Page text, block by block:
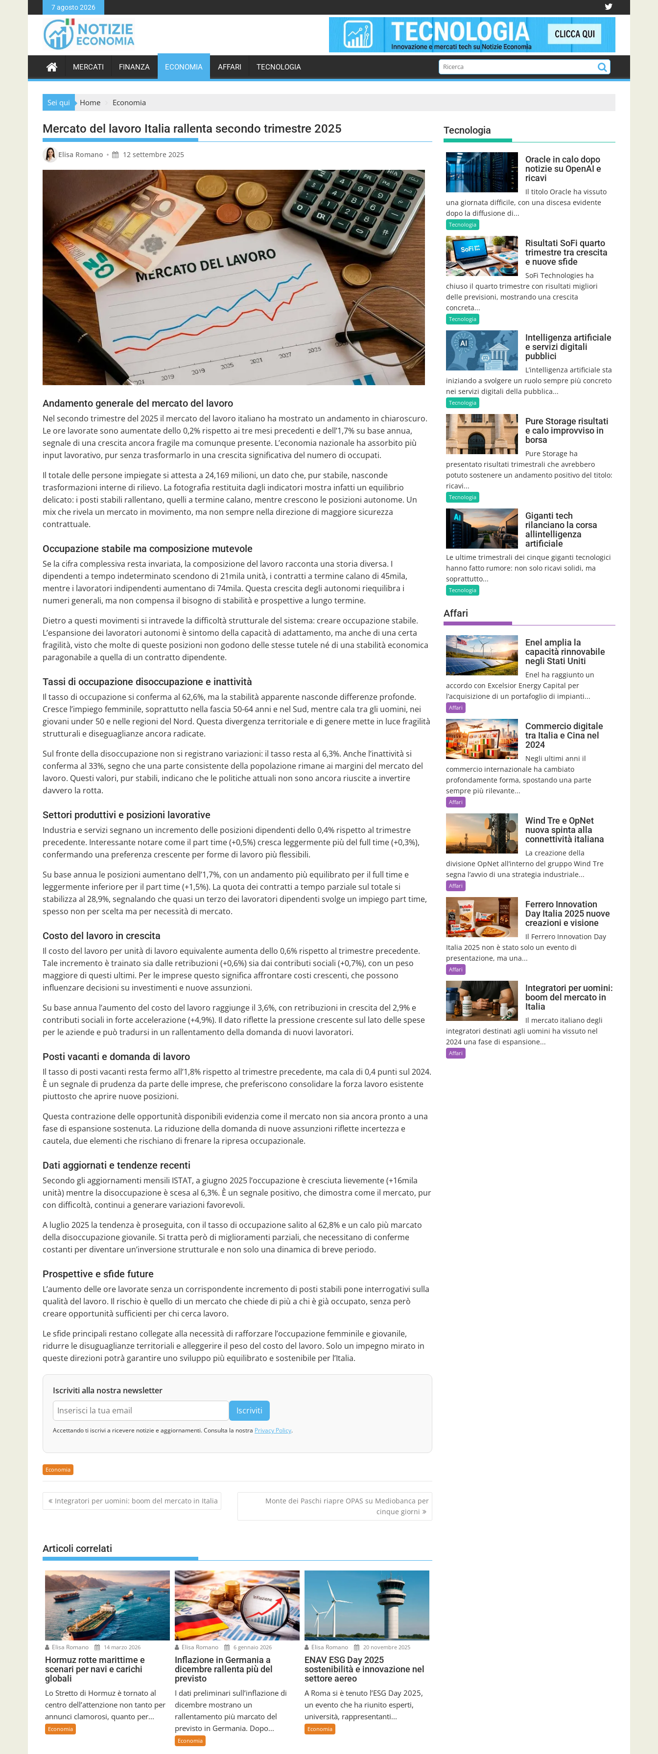
k
t
c
7 agosto 2026
MERCATI FINANZA ECONOMIA AFFARI TECNOLOGIA
Sei qui Home Economia
Mercato del lavoro Italia rallenta secondo trimestre 2025
Elisa Romano • 12 settembre 2025
Andamento generale del mercato del lavoro
Nel secondo trimestre del 2025 il mercato del lavoro italiano ha mostrato un andamento in chiaroscuro.
Le ore lavorate sono aumentate dello 0,2% rispetto ai tre mesi precedenti e dell’1,7% su base annua,
segnale di una crescita ancora fragile ma comunque presente. L’economia nazionale ha assorbito più
input lavorativo, pur senza trasformarlo in una crescita significativa del numero di occupati.
Il totale delle persone impiegate si attesta a 24,169 milioni, un dato che, pur stabile, nasconde
trasformazioni interne di rilievo. La fotografia restituita dagli indicatori mostra infatti un equilibrio
delicato: i posti stabili rallentano, quelli a termine calano, mentre crescono le posizioni autonome. Un
mix che rivela un mercato in movimento, ma non sempre nella direzione di maggiore sicurezza
contrattuale.
Occupazione stabile ma composizione mutevole
Se la cifra complessiva resta invariata, la composizione del lavoro racconta una storia diversa. I
dipendenti a tempo indeterminato scendono di 21mila unità, i contratti a termine calano di 45mila,
mentre i lavoratori indipendenti aumentano di 74mila. Questa crescita degli autonomi riequilibra i
numeri generali, ma non compensa il bisogno di stabilità e prospettive a lungo termine.
Dietro a questi movimenti si intravede la difficoltà strutturale del sistema: creare occupazione stabile.
L’espansione dei lavoratori autonomi è sintomo della capacità di adattamento, ma anche di una certa
fragilità, visto che molte di queste posizioni non godono delle stesse tutele né di una stabilità economica
paragonabile a quella di un contratto dipendente.
Tassi di occupazione disoccupazione e inattività
Il tasso di occupazione si conferma al 62,6%, ma la stabilità apparente nasconde differenze profonde.
Cresce l’impiego femminile, soprattutto nella fascia 50-64 anni e nel Sud, mentre cala tra gli uomini, nei
giovani under 50 e nelle regioni del Nord. Questa divergenza territoriale e di genere mette in luce fragilità
strutturali e diseguaglianze ancora radicate.
Sul fronte della disoccupazione non si registrano variazioni: il tasso resta al 6,3%. Anche l’inattività si
conferma al 33%, segno che una parte consistente della popolazione rimane ai margini del mercato del
lavoro. Questi valori, pur stabili, indicano che le politiche attuali non sono ancora riuscite a invertire
davvero la rotta.
Settori produttivi e posizioni lavorative
Industria e servizi segnano un incremento delle posizioni dipendenti dello 0,4% rispetto al trimestre
precedente. Interessante notare come il part time (+0,5%) cresca leggermente più del full time (+0,3%),
confermando una preferenza crescente per forme di lavoro più flessibili.
Su base annua le posizioni aumentano dell’1,7%, con un andamento più equilibrato per il full time e
leggermente inferiore per il part time (+1,5%). La quota dei contratti a tempo parziale sul totale si
stabilizza al 28,9%, segnalando che quasi un terzo dei lavoratori dipendenti svolge un impiego part time,
spesso non per scelta ma per necessità di mercato.
Costo del lavoro in crescita
Il costo del lavoro per unità di lavoro equivalente aumenta dello 0,6% rispetto al trimestre precedente.
Tale incremento è trainato sia dalle retribuzioni (+0,6%) sia dai contributi sociali (+0,7%), con un peso
maggiore di questi ultimi. Per le imprese questo significa affrontare costi crescenti, che possono
influenzare decisioni su investimenti e nuove assunzioni.
Su base annua l’aumento del costo del lavoro raggiunge il 3,6%, con retribuzioni in crescita del 2,9% e
contributi sociali in forte accelerazione (+4,9%). Il dato riflette la pressione crescente sul lato delle spese
per le aziende e può tradursi in un rallentamento della domanda di nuovi lavoratori.
Posti vacanti e domanda di lavoro
Il tasso di posti vacanti resta fermo all’1,8% rispetto al trimestre precedente, ma cala di 0,4 punti sul 2024.
È un segnale di prudenza da parte delle imprese, che preferiscono consolidare la forza lavoro esistente
piuttosto che aprire nuove posizioni.
Questa contrazione delle opportunità disponibili evidenzia come il mercato non sia ancora pronto a una
fase di espansione sostenuta. La riduzione della domanda di nuove assunzioni riflette incertezza e
cautela, due elementi che rischiano di frenare la ripresa occupazionale.
Dati aggiornati e tendenze recenti
Secondo gli aggiornamenti mensili ISTAT, a giugno 2025 l’occupazione è cresciuta lievemente (+16mila
unità) mentre la disoccupazione è scesa al 6,3%. È un segnale positivo, che dimostra come il mercato, pur
con difficoltà, continui a generare variazioni favorevoli.
A luglio 2025 la tendenza è proseguita, con il tasso di occupazione salito al 62,8% e un calo più marcato
della disoccupazione giovanile. Si tratta però di miglioramenti parziali, che necessitano di conferme
costanti per diventare un’inversione strutturale e non solo una dinamica di breve periodo.
Prospettive e sfide future
L’aumento delle ore lavorate senza un corrispondente incremento di posti stabili pone interrogativi sulla
qualità del lavoro. Il rischio è quello di un mercato che chiede di più a chi è già occupato, senza però
creare opportunità sufficienti per chi cerca lavoro.
Le sfide principali restano collegate alla necessità di rafforzare l’occupazione femminile e giovanile,
ridurre le disuguaglianze territoriali e alleggerire il peso del costo del lavoro. Solo un impegno mirato in
queste direzioni potrà garantire uno sviluppo più equilibrato e sostenibile per l’Italia.
Iscriviti alla nostra newsletter
Iscriviti
Accettando ti iscrivi a ricevere notizie e aggiornamenti. Consulta la nostra Privacy Policy.
Economia
N
a
g
a
z
n
e
a
r
t
c
o
Integratori per uomini: boom del mercato in Italia
Monte dei Paschi riapre OPAS su Mediobanca per
cinque giorni
Articoli correlati
Elisa Romano 14 marzo 2026
Hormuz rotte marittime e
scenari per navi e carichi
globali
Lo Stretto di Hormuz è tornato al
centro dell’attenzione non tanto per
annunci clamorosi, quanto per...
Economia
Elisa Romano 6 gennaio 2026
Inflazione in Germania a
dicembre rallenta più del
previsto
I dati preliminari sull’inflazione di
dicembre mostrano un
rallentamento più marcato del
previsto in Germania. Dopo...
Economia
Elisa Romano 20 novembre 2025
ENAV ESG Day 2025
sostenibilità e innovazione nel
settore aereo
A Roma si è tenuto l’ESG Day 2025,
un evento che ha riunito esperti,
università, rappresentanti...
Economia
Tecnologia
Oracle in calo dopo
notizie su OpenAI e
ricavi
Il titolo Oracle ha vissuto
una giornata difficile, con una discesa evidente
dopo la diffusione di...
Tecnologia
Risultati SoFi quarto
trimestre tra crescita
e nuove sfide
SoFi Technologies ha
chiuso il quarto trimestre con risultati migliori
delle previsioni, mostrando una crescita
concreta...
Tecnologia
Intelligenza artificiale
e servizi digitali
pubblici
L’intelligenza artificiale sta
iniziando a svolgere un ruolo sempre più concreto
nei servizi digitali della pubblica...
Tecnologia
Pure Storage risultati
e calo improvviso in
borsa
Pure Storage ha
presentato risultati trimestrali che avrebbero
potuto sostenere un andamento positivo del titolo:
ricavi...
Tecnologia
Giganti tech
rilanciano la corsa
allintelligenza
artificiale
Le ultime trimestrali dei cinque giganti tecnologici
hanno fatto rumore: non solo ricavi solidi, ma
soprattutto...
Tecnologia
Affari
Enel amplia la
capacità rinnovabile
negli Stati Uniti
Enel ha raggiunto un
accordo con Excelsior Energy Capital per
l’acquisizione di un portafoglio di impianti...
Affari
Commercio digitale
tra Italia e Cina nel
2024
Negli ultimi anni il
commercio internazionale ha cambiato
profondamente forma, spostando una parte
sempre più rilevante...
Affari
Wind Tre e OpNet
nuova spinta alla
connettività italiana
La creazione della
divisione OpNet all’interno del gruppo Wind Tre
segna l’avvio di una strategia industriale...
Affari
Ferrero Innovation
Day Italia 2025 nuove
creazioni e visione
Il Ferrero Innovation Day
Italia 2025 non è stato solo un evento di
presentazione, ma una...
Affari
Integratori per uomini:
boom del mercato in
Italia
Il mercato italiano degli
integratori destinati agli uomini ha vissuto nel
2024 una fase di espansione...
Affari